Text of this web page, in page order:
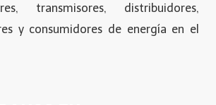
transmisores, distribuidores,
y consumidores de energía en el